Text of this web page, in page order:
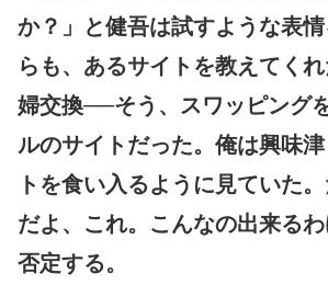
か？」と健吾は試すような表
らも、あるサイトを教えてく
婦交換──そう、スワッピング
ルのサイトだった。俺は興味
トを食い入るように見ていた
だよ、これ。こんなの出来る
否定する。